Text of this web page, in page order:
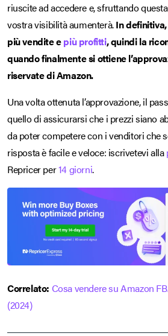
riuscite ad accedere e, sfruttando
vostra visibilità aumenterà.In
più vendite epiù profitti, quindi la
quando finalmente si ottiene
riservate di Amazon.
Una volta ottenuta l’approvazione, il
quello di assicurarsi che i prezzi siano
da poter competere con i venditori che
risposta è facile e veloce: iscrivetevi alla
Repricer per14 giorni.
Correlato: Cosa vendere su Amazon
(2024)